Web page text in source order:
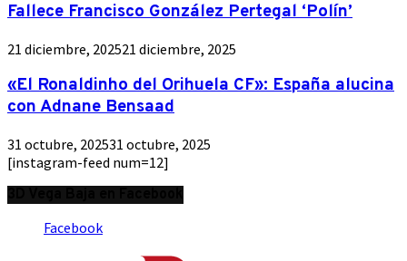
Fallece Francisco González Pertegal ‘Polín’
21 diciembre, 202521 diciembre, 2025
«El Ronaldinho del Orihuela CF»: España alucina
con Adnane Bensaad
31 octubre, 202531 octubre, 2025
[instagram-feed num=12]
Facebook